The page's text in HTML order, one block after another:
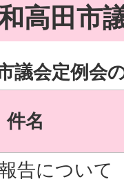
高田市
議会定例会
件名
告について